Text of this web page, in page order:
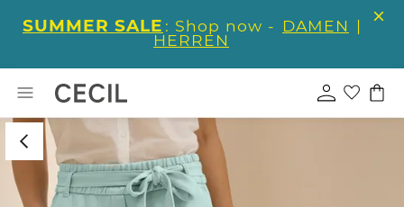
SUMMER SALE : Shop now - DAMEN |
HERREN